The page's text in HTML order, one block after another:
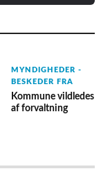
MYNDIGHEDER -
BESKEDER FRA
Kommune vildledes
af forvaltning